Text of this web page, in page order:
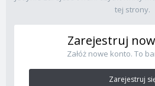
tej strony.
Zarejestruj
Załóż nowe konto. To
Zarejestruj